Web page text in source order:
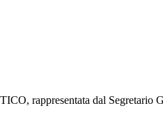
rappresentata dal Segretario